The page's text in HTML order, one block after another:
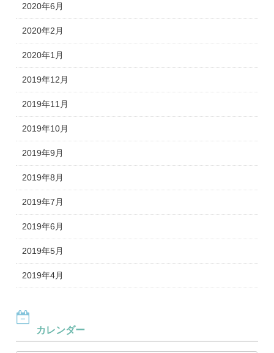
2020年6月
2020年2月
2020年1月
2019年12月
2019年11月
2019年10月
2019年9月
2019年8月
2019年7月
2019年6月
2019年5月
2019年4月
カレンダー